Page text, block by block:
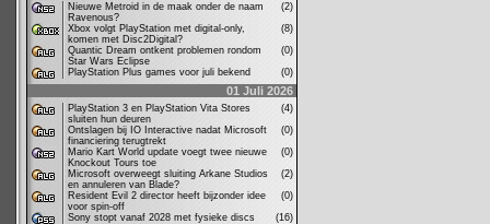
Nieuwe Metroid in de maak onder de naam
Ravenous?
(2)
Xbox volgt PlayStation met digital-only,
komen met Disc2Digital?
(8)
Quantic Dream ontkent problemen rondom
Star Wars Eclipse
(0)
PlayStation Plus games voor juli bekend
(0)
01 Juli 2026
PlayStation 3 en PlayStation Vita Stores
sluiten hun deuren
(4)
Ontslagen bij IO Interactive nadat Microsoft
financiering terugtrekt
(0)
Mario Kart World update voegt twee nieuwe
Knockout Tours toe
(0)
Microsoft overweegt sluiting Arkane Studios
en annuleren van Blade?
(2)
Resident Evil 2 director heeft bijzonder idee
voor spin-off
(0)
Sony stopt vanaf 2028 met fysieke discs
(16)